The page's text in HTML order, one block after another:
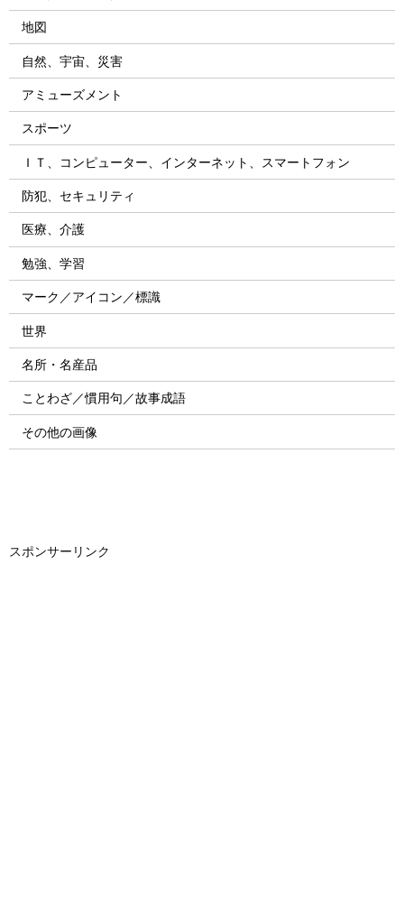
地図
自然、宇宙、災害
アミューズメント
スポーツ
ＩＴ、コンピューター、インターネット、スマートフォン
防犯、セキュリティ
医療、介護
勉強、学習
マーク／アイコン／標識
世界
名所・名産品
ことわざ／慣用句／故事成語
その他の画像
スポンサーリンク